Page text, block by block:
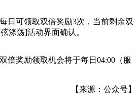
日可领取双倍奖励3次，当前剩余双
涤荡]活动界面确认。
倍奖励领取机会将于每日04:00（服
【来源：公众号】